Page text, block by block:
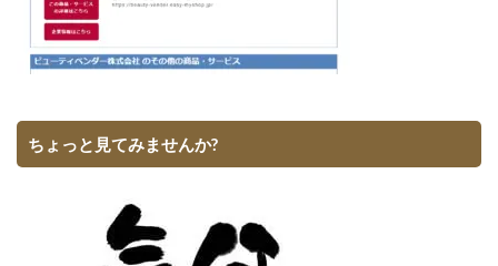
ちょっと見てみませんか?